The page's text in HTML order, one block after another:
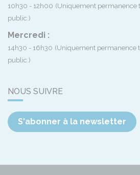
10h30 - 12h00 (Uniquement permanence
public.)
Mercredi :
14h30 - 16h30 (Uniquement permanence
public.)
NOUS SUIVRE
S'abonner à la newsletter